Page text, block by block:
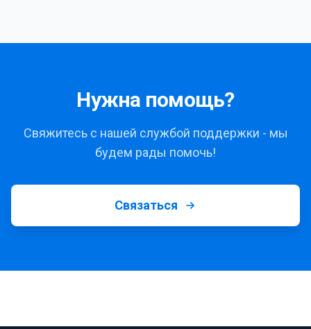
Нужна помощь?
Свяжитесь с нашей службой поддержки - мы
будем рады помочь!
Связаться